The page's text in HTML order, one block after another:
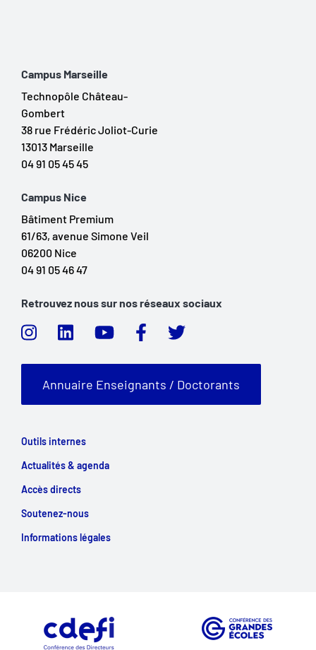
Campus Marseille
Technopôle Château-
Gombert
38 rue Frédéric Joliot-Curie
13013 Marseille
04 91 05 45 45
Campus Nice
Bâtiment Premium
61/63, avenue Simone Veil
06200 Nice
04 91 05 46 47
Retrouvez nous sur nos réseaux sociaux
Annuaire Enseignants / Doctorants
Outils internes
Actualités & agenda
Accès directs
Soutenez-nous
Informations légales